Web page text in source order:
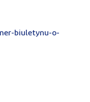
biuletynu-o-